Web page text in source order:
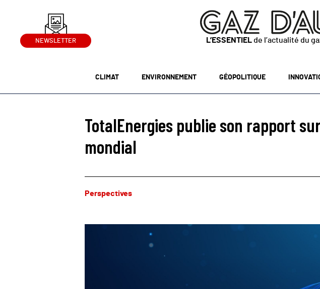
NEWSLETTER L’ESSENTIEL de l’actualité du
CLIMAT ENVIRONNEMENT GÉOPOLITIQUE
TotalEnergies publie son rapport
mondial
Perspectives